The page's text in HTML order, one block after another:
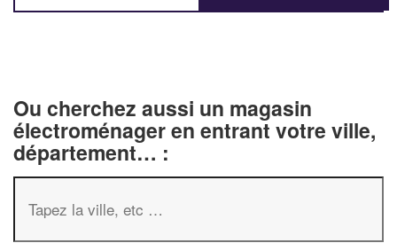
Ou cherchez aussi un magasin
électroménager en entrant votre ville,
département… :